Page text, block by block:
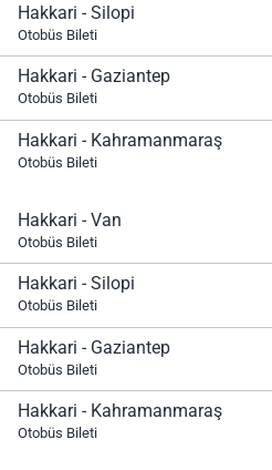
Hakkari - Silopi
Otobüs Bileti
Hakkari - Gaziantep
Otobüs Bileti
Hakkari - Kahramanmaraş
Otobüs Bileti
Hakkari - Van
Otobüs Bileti
Hakkari - Silopi
Otobüs Bileti
Hakkari - Gaziantep
Otobüs Bileti
Hakkari - Kahramanmaraş
Otobüs Bileti